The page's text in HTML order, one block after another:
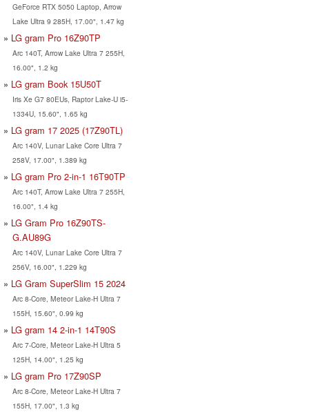
GeForce RTX 5050 Laptop, Arrow
Lake Ultra 9 285H, 17.00", 1.47 kg
LG gram Pro 16Z90TP
Arc 140T, Arrow Lake Ultra 7 255H,
16.00", 1.2 kg
LG gram Book 15U50T
Iris Xe G7 80EUs, Raptor Lake-U i5-
1334U, 15.60", 1.65 kg
LG gram 17 2025 (17Z90TL)
Arc 140V, Lunar Lake Core Ultra 7
258V, 17.00", 1.389 kg
LG gram Pro 2-in-1 16T90TP
Arc 140T, Arrow Lake Ultra 7 255H,
16.00", 1.4 kg
LG Gram Pro 16Z90TS-
G.AU89G
Arc 140V, Lunar Lake Core Ultra 7
256V, 16.00", 1.229 kg
LG Gram SuperSlim 15 2024
Arc 8-Core, Meteor Lake-H Ultra 7
155H, 15.60", 0.99 kg
LG gram 14 2-in-1 14T90S
Arc 7-Core, Meteor Lake-H Ultra 5
125H, 14.00", 1.25 kg
LG gram Pro 17Z90SP
Arc 8-Core, Meteor Lake-H Ultra 7
155H, 17.00", 1.3 kg